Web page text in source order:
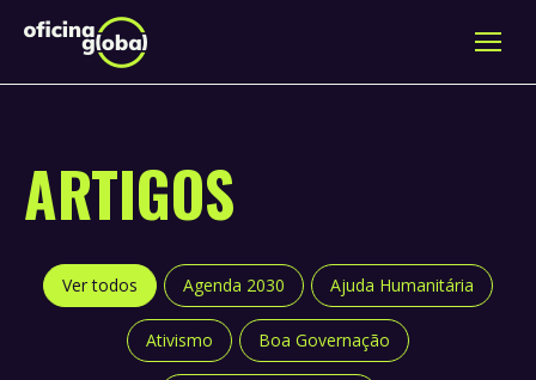
ARTIGOS
Ver todos Agenda 2030 Ajuda Humanitária
Ativismo Boa Governação